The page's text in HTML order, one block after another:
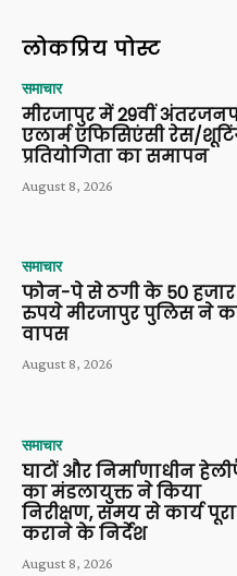
लोकप्रिय पोस्ट
समाचार
मीरजापुर में 29वीं
एलार्म एफिसिएंसी रेस/
प्रतियोगिता का समापन
August 8, 2026
समाचार
फोन-पे से ठगी के 50 हजार
रुपये मीरजापुर पुलिस ने
वापस
August 8, 2026
समाचार
घाटों और निर्माणाधीन
का मंडलायुक्त ने किया
निरीक्षण, समय से कार्य पूरा
कराने के निर्देश
August 8, 2026